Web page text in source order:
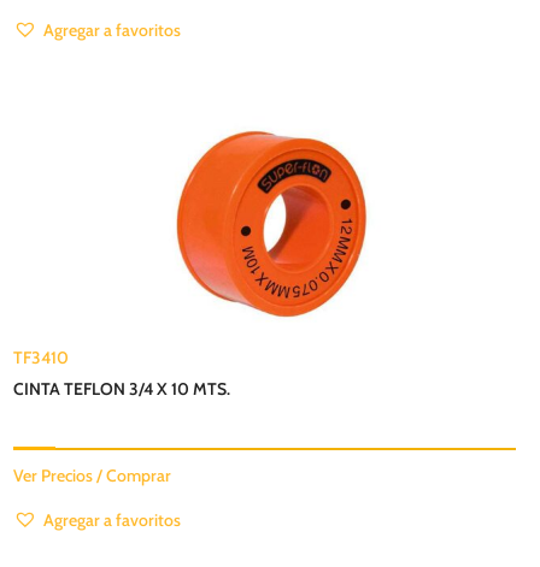
Agregar a favoritos
TF3410
CINTA TEFLON 3/4 X 10 MTS.
Ver Precios / Comprar
Agregar a favoritos